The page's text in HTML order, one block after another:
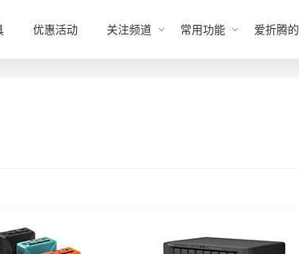
优惠活动 关注频道 常用功能 爱折腾